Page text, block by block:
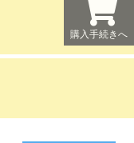
購入手続きへ